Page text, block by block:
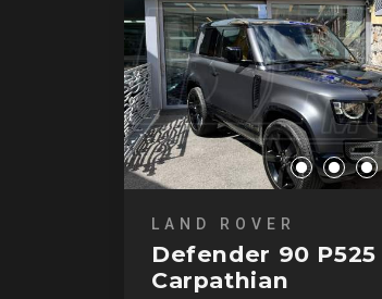
LAND ROVER
Defender 90 P525
Carpathian